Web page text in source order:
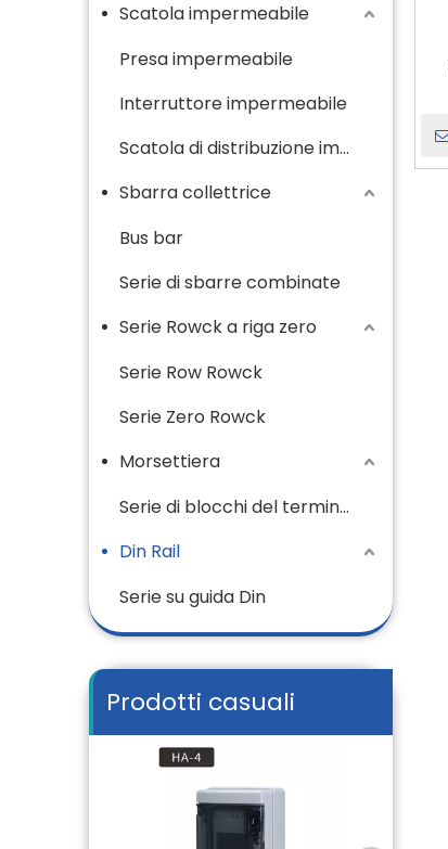
Scatola impermeabile
Presa impermeabile
Interruttore impermeabile
Scatola di distribuzione impermeabile
Sbarra collettrice
Bus bar
Serie di sbarre combinate
Serie Rowck a riga zero
Serie Row Rowck
Serie Zero Rowck
Morsettiera
Serie di blocchi del terminale in ottone
Din Rail
Serie su guida Din
Prodotti casuali